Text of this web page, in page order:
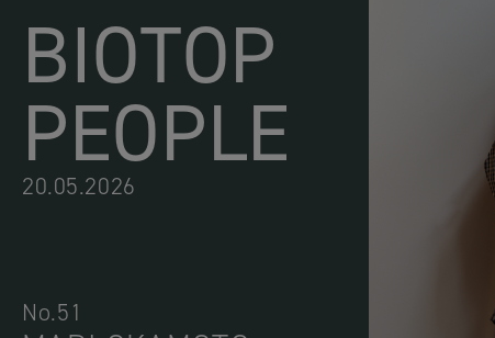
BIOTOP
PEOPLE
20.05.2026
No.51